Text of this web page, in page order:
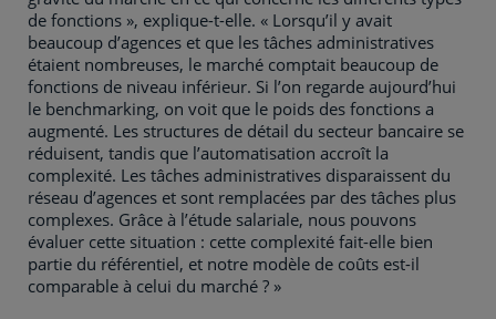
de fonctions », explique-t-elle. « Lorsqu’il y avait
beaucoup d’agences et que les tâches administratives
étaient nombreuses, le marché comptait beaucoup de
fonctions de niveau inférieur. Si l’on regarde aujourd’hui
le benchmarking, on voit que le poids des fonctions a
augmenté. Les structures de détail du secteur bancaire se
réduisent, tandis que l’automatisation accroît la
complexité. Les tâches administratives disparaissent du
réseau d’agences et sont remplacées par des tâches plus
complexes. Grâce à l’étude salariale, nous pouvons
évaluer cette situation : cette complexité fait-elle bien
partie du référentiel, et notre modèle de coûts est-il
comparable à celui du marché ? »